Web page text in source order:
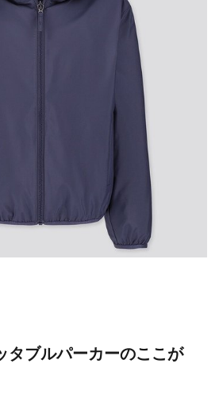
タブルパーカーのここが